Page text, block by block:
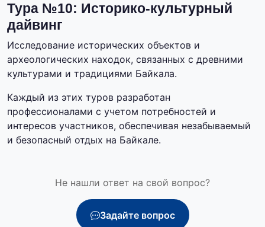
Тура №10: Историко-культурный
дайвинг
Исследование исторических объектов и
археологических находок, связанных с древними
культурами и традициями Байкала.
Каждый из этих туров разработан
профессионалами с учетом потребностей и
интересов участников, обеспечивая незабываемый
и безопасный отдых на Байкале.
Не нашли ответ на свой вопрос?
Задайте вопрос